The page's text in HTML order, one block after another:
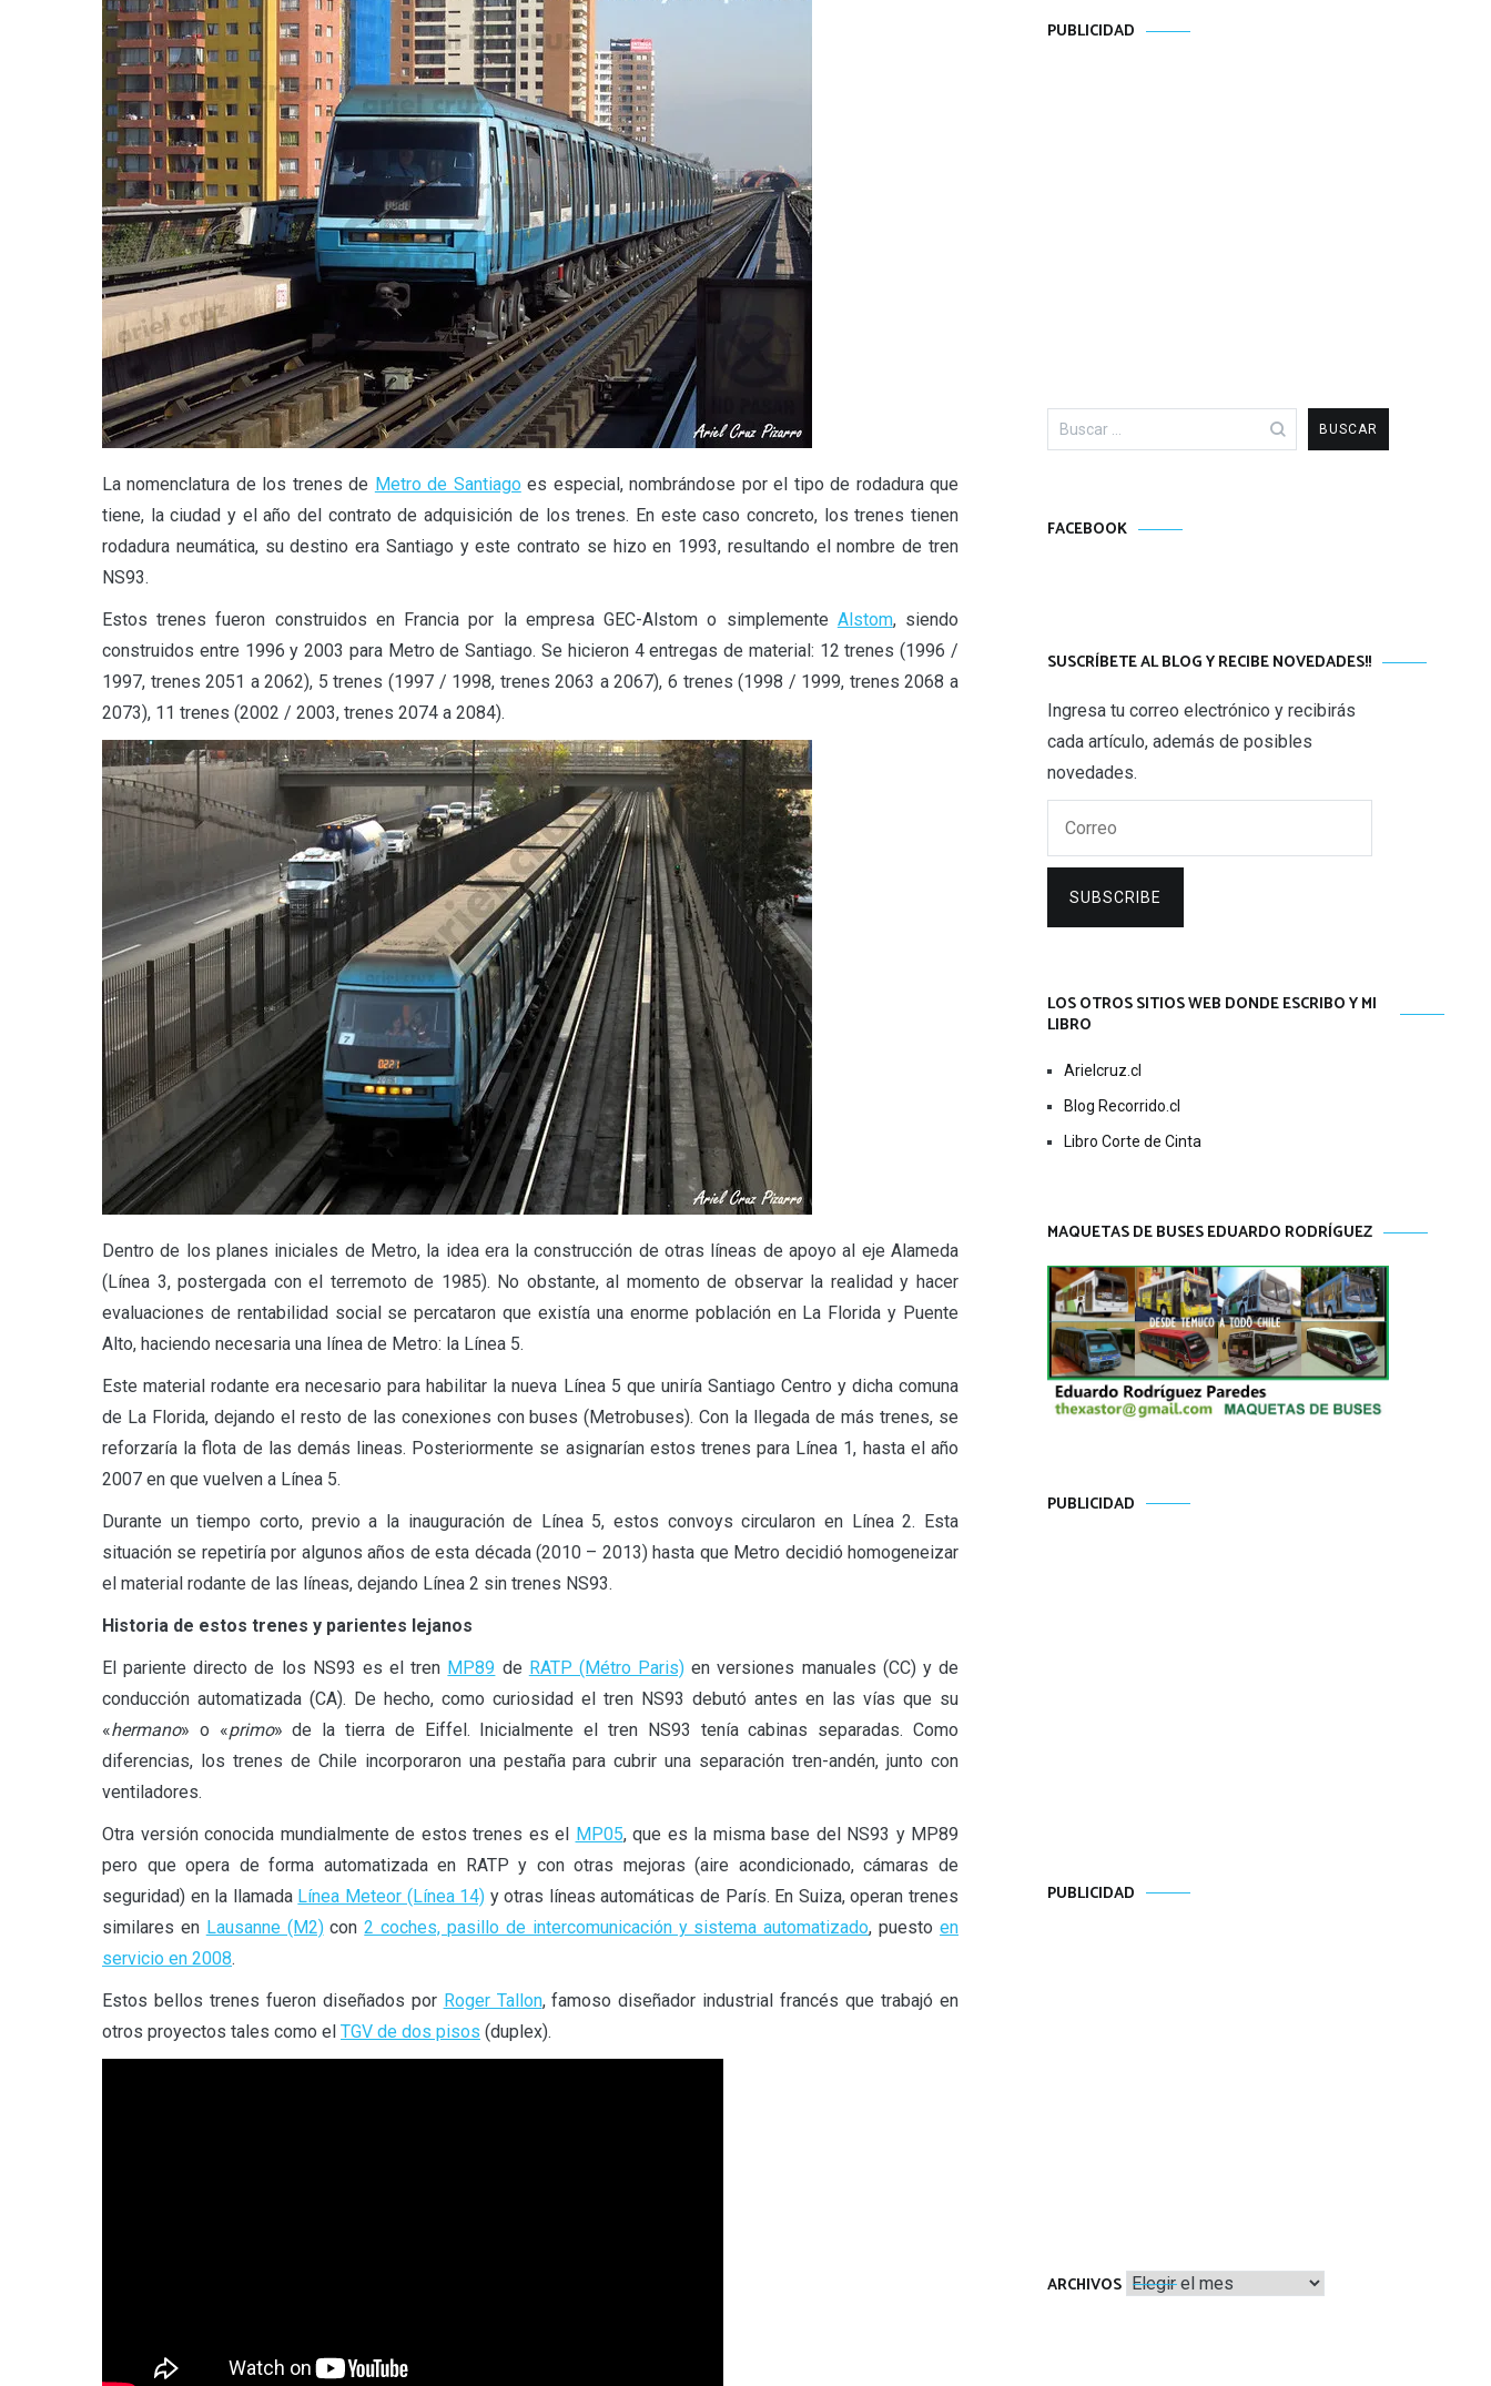
La nomenclatura de los trenes de Metro de Santiagoes especial, nombrándose por el tipo de rodadura que
tiene, la ciudad y el año del contrato de adquisición de los trenes. En este caso concreto, los trenes tienen
rodadura neumática, su destino era Santiago y este contrato se hizo en 1993, resultando el nombre de tren
NS93.
Estos trenes fueron construidos en Francia por la empresa GEC-Alstom o simplemente Alstom, siendo
construidos entre 1996 y 2003 para Metro de Santiago. Se hicieron 4 entregas de material: 12 trenes (1996 /
1997, trenes 2051 a 2062), 5 trenes (1997 / 1998, trenes 2063 a 2067), 6 trenes (1998 / 1999, trenes 2068 a
2073), 11 trenes (2002 / 2003, trenes 2074 a 2084).
Dentro de los planes iniciales de Metro, la idea era la construcción de otras líneas de apoyo al eje Alameda
(Línea 3, postergada con el terremoto de 1985). No obstante, al momento de observar la realidad y hacer
evaluaciones de rentabilidad social se percataron que existía una enorme población en La Florida y Puente
Alto, haciendo necesaria una línea de Metro: la Línea 5.
Este material rodante era necesario para habilitar la nueva Línea 5 que uniría Santiago Centro y dicha comuna
de La Florida, dejando el resto de las conexiones con buses (Metrobuses). Con la llegada de más trenes, se
reforzaría la flota de las demás lineas. Posteriormente se asignarían estos trenes para Línea 1, hasta el año
2007 en que vuelven a Línea 5.
Durante un tiempo corto, previo a la inauguración de Línea 5, estos convoys circularon en Línea 2. Esta
situación se repetiría por algunos años de esta década (2010 – 2013) hasta que Metro decidió homogeneizar
el material rodante de las líneas, dejando Línea 2 sin trenes NS93.
Historia de estos trenes y parientes lejanos
El pariente directo de los NS93 es el tren MP89 de RATP (Métro Paris) en versiones manuales (CC) y de
conducción automatizada (CA). De hecho, como curiosidad el tren NS93 debutó antes en las vías que su
«hermano» o «primo» de la tierra de Eiffel. Inicialmente el tren NS93 tenía cabinas separadas. Como
diferencias, los trenes de Chile incorporaron una pestaña para cubrir una separación tren-andén, junto con
ventiladores.
Otra versión conocida mundialmente de estos trenes es el MP05, que es la misma base del NS93 y MP89
pero que opera de forma automatizada en RATP y con otras mejoras (aire acondicionado, cámaras de
seguridad) en la llamada Línea Meteor (Línea 14) y otras líneas automáticas de París. En Suiza, operan trenes
similares en Lausanne (M2)con2 coches, pasillo de intercomunicación y sistema automatizado, puestoen
servicio en 2008.
Estos bellos trenes fueron diseñados por Roger Tallon, famoso diseñador industrial francés que trabajó en
otros proyectos tales como el TGV de dos pisos (duplex).
PUBLICIDAD
Buscar:
FACEBOOK
SUSCRÍBETE AL BLOG Y RECIBE NOVEDADES!!
Ingresa tu correo electrónico y recibirás
cada artículo, además de posibles
novedades.
SUBSCRIBE
LOS OTROS SITIOS WEB DONDE ESCRIBO Y MI
LIBRO
Arielcruz.cl
Blog Recorrido.cl
Libro Corte de Cinta
MAQUETAS DE BUSES EDUARDO RODRÍGUEZ
PUBLICIDAD
PUBLICIDAD
ARCHIVOS Archivos